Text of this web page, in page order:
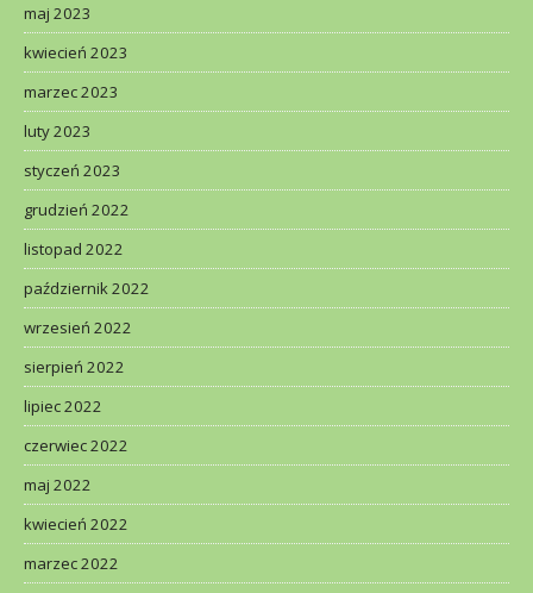
maj 2023
kwiecień 2023
marzec 2023
luty 2023
styczeń 2023
grudzień 2022
listopad 2022
październik 2022
wrzesień 2022
sierpień 2022
lipiec 2022
czerwiec 2022
maj 2022
kwiecień 2022
marzec 2022